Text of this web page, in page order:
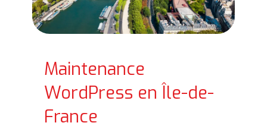
Maintenance
WordPress en Île-de-
France